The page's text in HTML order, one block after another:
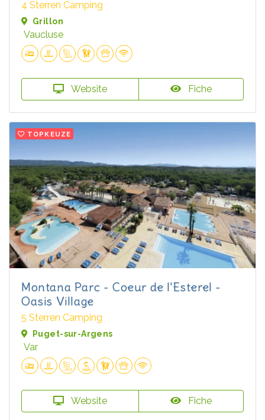
4 Sterren Camping
Grillon
Vaucluse
Website Fiche
TOPKEUZE
Montana Parc - Coeur de l'Esterel -
Oasis Village
5 Sterren Camping
Puget-sur-Argens
Var
Website Fiche